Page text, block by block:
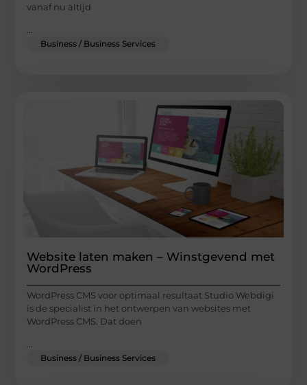
vanaf nu altijd
Business / Business Services
Website laten maken – Winstgevend met
WordPress
WordPress CMS voor optimaal resultaat Studio Webdigi
is de specialist in het ontwerpen van websites met
WordPress CMS. Dat doen
...
Business / Business Services